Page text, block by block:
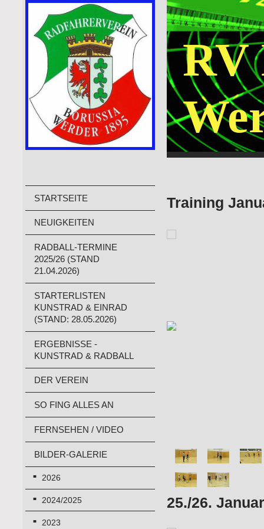
STARTSEITE
NEUIGKEITEN
RADBALL-TERMINE
2025/26 (STAND
21.04.2026)
STARTERLISTEN
KUNSTRAD & EINRAD
(STAND: 28.05.2026)
ERGEBNISSE -
KUNSTRAD & RADBALL
DER VEREIN
SO FING ALLES AN
FERNSEHEN / VIDEO
BILDER-GALERIE
2026
2024/2025
2023
RV
Training
25./26.